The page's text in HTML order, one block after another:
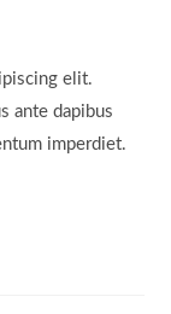
elit.
ante dapibus
imperdiet.